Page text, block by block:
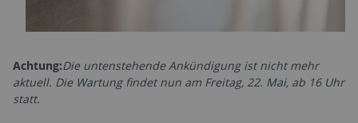
Achtung:Die untenstehende Ankündigung ist nicht mehr
aktuell. Die Wartung findet nun am Freitag, 22. Mai, ab 16 Uhr
statt.